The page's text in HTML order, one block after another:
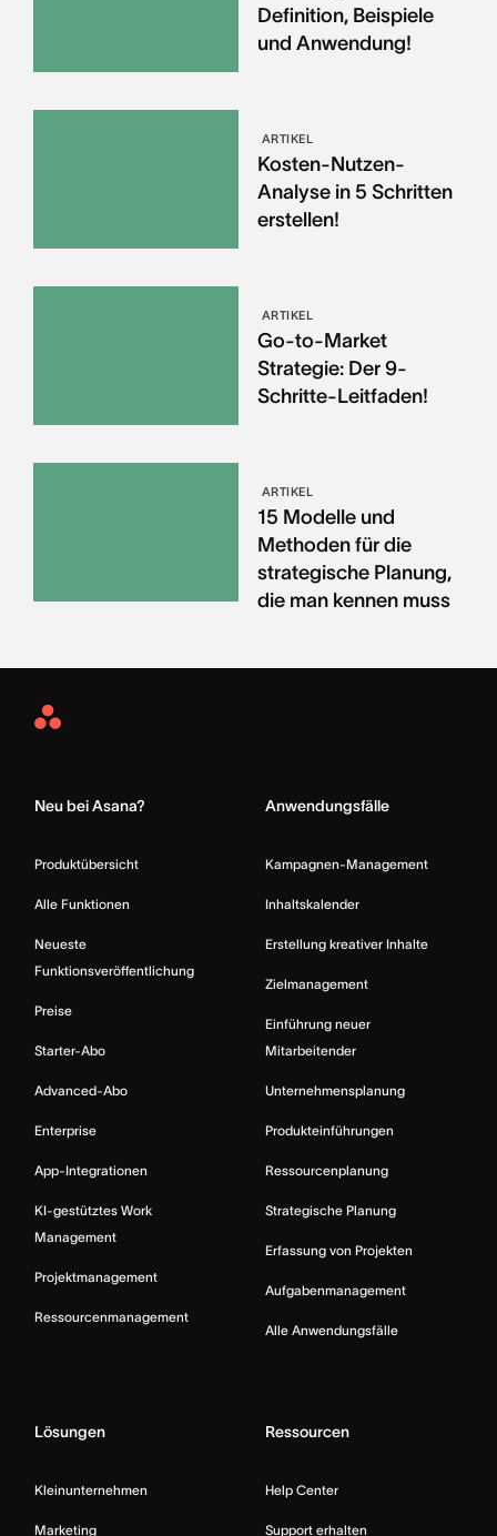
Definition, Beispiele
und Anwendung!
ARTIKEL
Kosten-Nutzen-
Analyse in 5 Schritten
erstellen!
ARTIKEL
Go-to-Market
Strategie: Der 9-
Schritte-Leitfaden!
ARTIKEL
15 Modelle und
Methoden für die
strategische Planung,
die man kennen muss
Asana
Neu bei Asana?
Produktübersicht
Alle Funktionen
Neueste
Funktionsveröffentlichung
Preise
Starter-Abo
Advanced-Abo
Enterprise
App-Integrationen
KI-gestütztes Work
Management
Projektmanagement
Ressourcenmanagement
Anwendungsfälle
Kampagnen-Management
Inhaltskalender
Erstellung kreativer Inhalte
Zielmanagement
Einführung neuer
Mitarbeitender
Unternehmensplanung
Produkteinführungen
Ressourcenplanung
Strategische Planung
Erfassung von Projekten
Aufgabenmanagement
Alle Anwendungsfälle
Lösungen
Kleinunternehmen
Marketing
Ressourcen
Help Center
Support erhalten